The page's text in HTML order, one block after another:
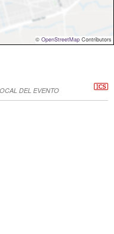
© OpenStreetMap Contributors
DEL EVENTO